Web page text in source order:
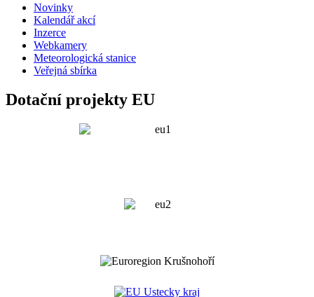
Novinky
Kalendář akcí
Inzerce
Webkamery
Meteorologická stanice
Veřejná sbírka
Dotační projekty EU